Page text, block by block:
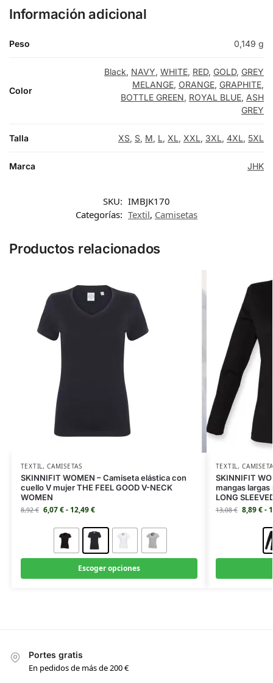
Información adicional
Peso 0,149 g
Color
Black, NAVY, WHITE, RED, GOLD, GREY
MELANGE, ORANGE, GRAPHITE,
BOTTLE GREEN, ROYAL BLUE, ASH
GREY
Talla XS, S, M, L, XL, XXL, 3XL, 4XL, 5XL
Marca JHK
SKU: IMBJK170
Categorías: Textil, Camisetas
Productos relacionados
TEXTIL,CAMISETAS
SKINNIFIT WOMEN – Camiseta elástica con
cuello V mujer THE FEEL GOOD V-NECK
WOMEN
8,92€ 6,07€- 12,49€
Escoger opciones
TEXTIL,
SKINNIFIT
mangas largas
LONG
13,08€ 8,89€-
Portes gratis
En pedidos de más de 200 €